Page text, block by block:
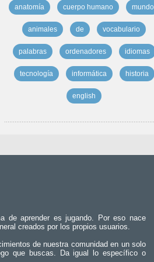
anatomía cuerpo humano mundo
animales de vocabulario
palabras ordenadores idiomas
tecnología informática historia
english
de aprender es jugando. Por eso nace
creados por los propios usuarios.
de nuestra comunidad en un solo
que buscas. Da igual lo específico o